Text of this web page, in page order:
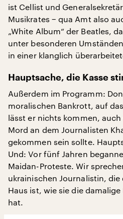
ist Cellist und
Musikrates − qua Amt also
„White Album“ der Beatles,
unter besonderen
in einer klanglich
Hauptsache, die Kasse
Außerdem im Programm:
moralischen Bankrott, auf
lässt er nichts kommen,
Mord an dem Journalisten
gekommen sein sollte.
Und: Vor fünf Jahren
Maidan-Proteste. Wir
ukrainischen Journalistin, die
Haus ist, wie sie die
hat.